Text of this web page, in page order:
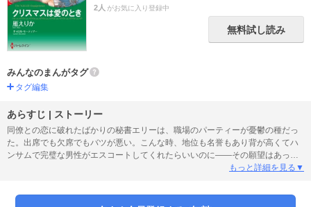
2人 がお気に入り登録中
無料試し読み
みんなのまんがタグ
タグ編集
あらすじ | ストーリー
同僚との恋に破れたばかりの秘書エリーは、職場のパーティーが憂鬱の種だっ
た。出席でも欠席でもバツが悪い。こんな時、地位も名誉もあり背が高くてハ
ンサムで完璧な男性がエスコートしてくれたらいいのに――その願望はあっさ
り叶えられた。弟トビーが理想どおりの男性、上司のパトリックをつれて来て
なかった。なぜなら彼女とパトリックのあいだには、弟にも言えない秘密があ
もっと詳細を見る▼